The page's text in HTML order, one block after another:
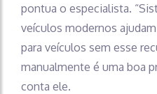
pontua o especialista.
veículos modernos
para veículos sem esse
manualmente é uma boa
conta ele.